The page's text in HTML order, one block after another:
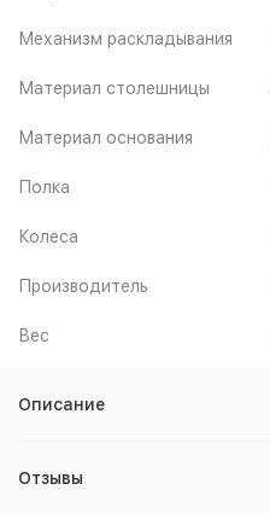
Механизм раскладывания
Материал столешницы
Материал основания
Полка
Колеса
Производитель
Вес
Описание
Отзывы